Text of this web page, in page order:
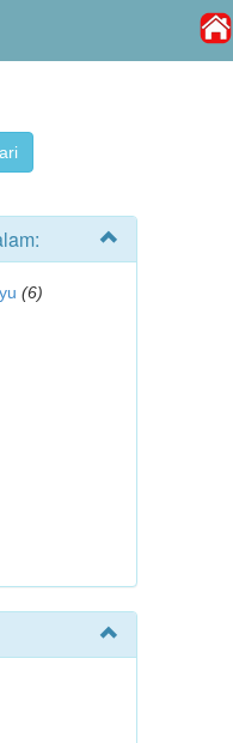
(6)